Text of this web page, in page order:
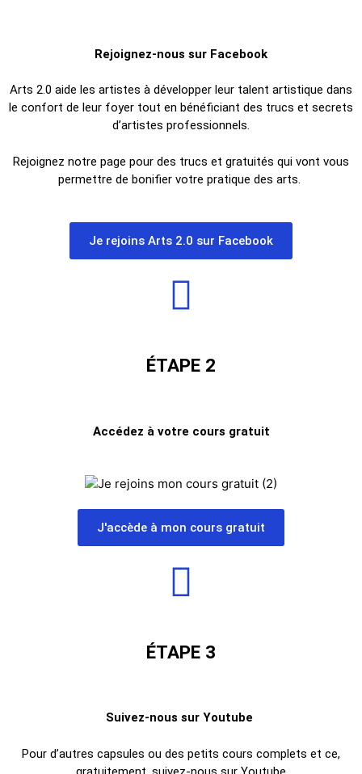
Rejoignez-nous sur Facebook
Arts 2.0 aide les artistes à développer leur talent artistique dans
le confort de leur foyer tout en bénéficiant des trucs et secrets
d’artistes professionnels.
Rejoignez notre page pour des trucs et gratuités qui vont vous
permettre de bonifier votre pratique des arts.
Je rejoins Arts 2.0 sur Facebook
ÉTAPE 2
Accédez à votre cours gratuit
J'accède à mon cours gratuit
ÉTAPE 3
Suivez-nous sur Youtube
Pour d’autres capsules ou des petits cours complets et ce,